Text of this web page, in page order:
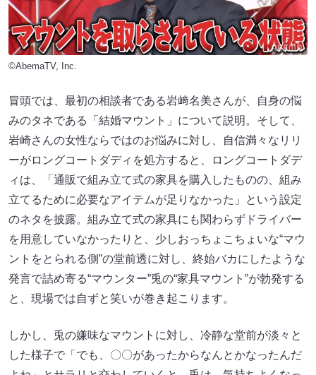
©AbemaTV, Inc.
冒頭では、最初の相談者である岩﨑名美さんが、自身の悩
みのタネである「結婚マウント」について説明。そして、
岩崎さんの女性ならではのお悩みに対し、自信満々なリリ
ーがロングコートダディを処方すると、ロングコートダデ
ィは、「通販で組み立て式の家具を購入したものの、組み
立てるために必要なアイテムが足りなかった」という設定
のネタを披露。組み立て式の家具にも関わらずドライバー
を用意していなかったりと、少しおっちょこちょいな“マウ
ントをとられる側”の堂前透に対し、終始バカにしたような
発言で詰め寄る“マウンター”兎の“家具マウント”が勃発する
と、現場では自ずと笑いが巻き起こります。
しかし、兎の嫌味なマウントに対し、冷静な堂前が淡々と
した様子で「でも、〇〇があったからなんとかなったんだ